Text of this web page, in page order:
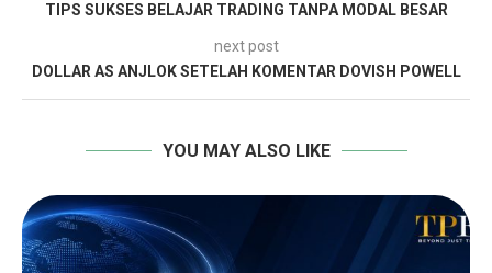
TIPS SUKSES BELAJAR TRADING TANPA MODAL BESAR
next post
DOLLAR AS ANJLOK SETELAH KOMENTAR DOVISH POWELL
YOU MAY ALSO LIKE